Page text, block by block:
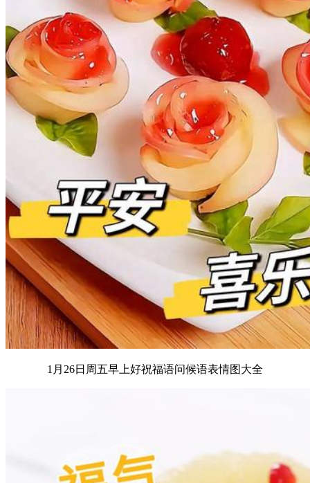
1月26日周五早上好祝福语问候语表情图大全